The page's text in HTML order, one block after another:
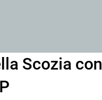
Scozia con